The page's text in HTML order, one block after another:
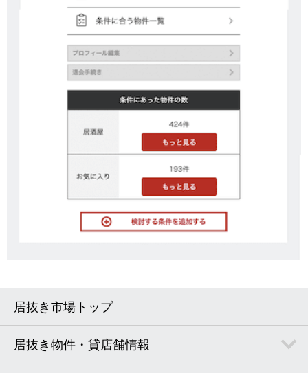
居抜き市場トップ
居抜き物件・貸店舗情報